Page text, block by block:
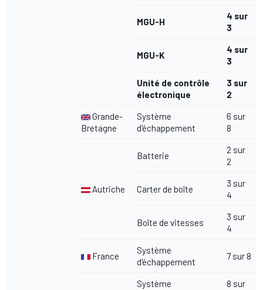
MGU-H
4 sur
3
MGU-K
4 sur
3
Unité de contrôle
électronique
3 sur
2
Grande-
Bretagne
Système
d'échappement
6 sur
8
Autriche
Batterie
2 sur
2
Carter de boîte
3 sur
4
Boîte de vitesses
3 sur
4
France
Système
d'échappement
7 sur 8
Système
8 sur